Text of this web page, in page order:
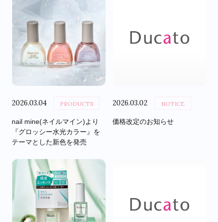
2026.03.04 PRODUCTS
nail mine(ネイルマイン)より
『グロッシー水光カラー』を
テーマとした新色を発売
2026.03.02 NOTICE
価格改定のお知らせ